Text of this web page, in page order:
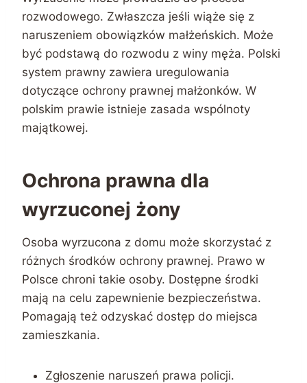
rozwodowego. Zwłaszcza jeśli wiąże się z
naruszeniem obowiązków małżeńskich. Może
być podstawą do rozwodu z winy męża. Polski
system prawny zawiera uregulowania
dotyczące ochrony prawnej małżonków. W
polskim prawie istnieje zasada wspólnoty
majątkowej.
Ochrona prawna dla
wyrzuconej żony
Osoba wyrzucona z domu może skorzystać z
różnych środków ochrony prawnej. Prawo w
Polsce chroni takie osoby. Dostępne środki
mają na celu zapewnienie bezpieczeństwa.
Pomagają też odzyskać dostęp do miejsca
zamieszkania.
Zgłoszenie naruszeń prawa policji.